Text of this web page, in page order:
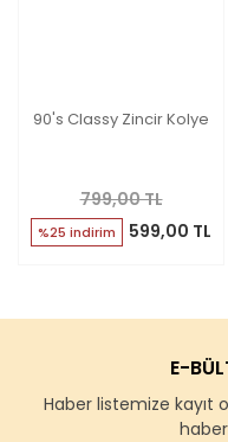
90's Classy Zincir Kolye
799,00 TL
%25 indirim 599,00 TL
E-
Haber listemize kayıt